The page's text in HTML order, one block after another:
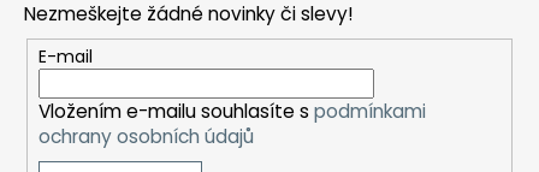
Nezmeškejte žádné novinky či slevy!
E-mail
Vložením e-mailu souhlasíte s podmínkami
ochrany osobních údajů